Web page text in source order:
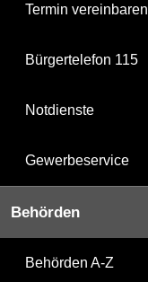
Termin vereinbaren
Bürgertelefon 115
Notdienste
Gewerbeservice
Behörden
Behörden A-Z